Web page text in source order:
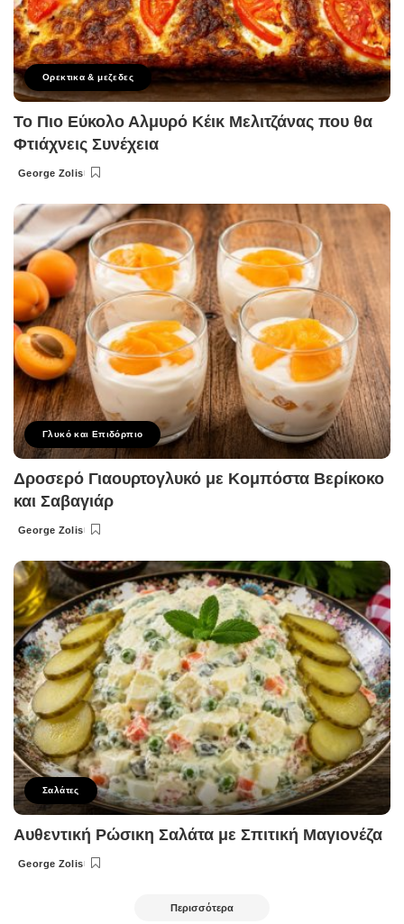
Ορεκτικα & μεζεδες
Το Πιο Εύκολο Αλμυρό Κέικ Μελιτζάνας που θα
Φτιάχνεις Συνέχεια
Posted
George Zolis
Γλυκό και Επιδόρπιο
Δροσερό Γιαουρτογλυκό με Κομπόστα Βερίκοκο
και Σαβαγιάρ
Posted
George Zolis
Σαλάτες
Αυθεντική Ρώσικη Σαλάτα με Σπιτική Μαγιονέζα
Posted
George Zolis
Περισσότερα